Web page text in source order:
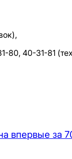
80, 40-31-81
впервые за